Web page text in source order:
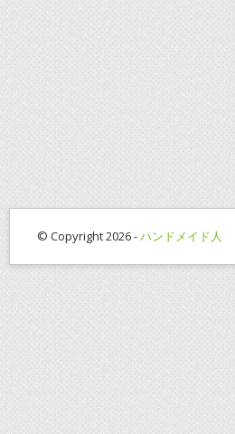
© Copyright 2026 -ハンドメイド人